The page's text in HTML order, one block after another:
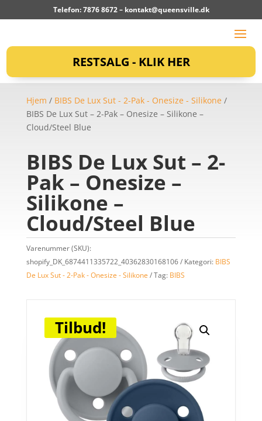
Telefon: 7876 8672 – kontakt@queensville.dk
RESTSALG - KLIK HER
Hjem / BIBS De Lux Sut - 2-Pak - Onesize - Silikone /
BIBS De Lux Sut – 2-Pak – Onesize – Silikone –
Cloud/Steel Blue
BIBS De Lux Sut – 2-
Pak – Onesize –
Silikone –
Cloud/Steel Blue
Varenummer (SKU):
shopify_DK_6874411335722_40362830168106
Kategori: BIBS
De Lux Sut - 2-Pak - Onesize - Silikone
Tag: BIBS
Tilbud!